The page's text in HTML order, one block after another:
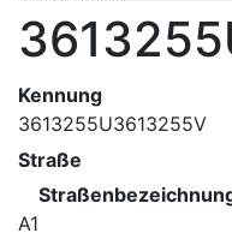
Kennung
3613255U3613255V
Straße
A1